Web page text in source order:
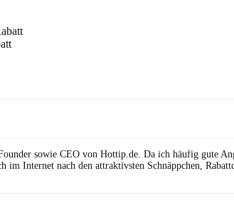
sowie CEO von Hottip.de. Da ich häufig gute
im Internet nach den attraktivsten Schnäppchen,